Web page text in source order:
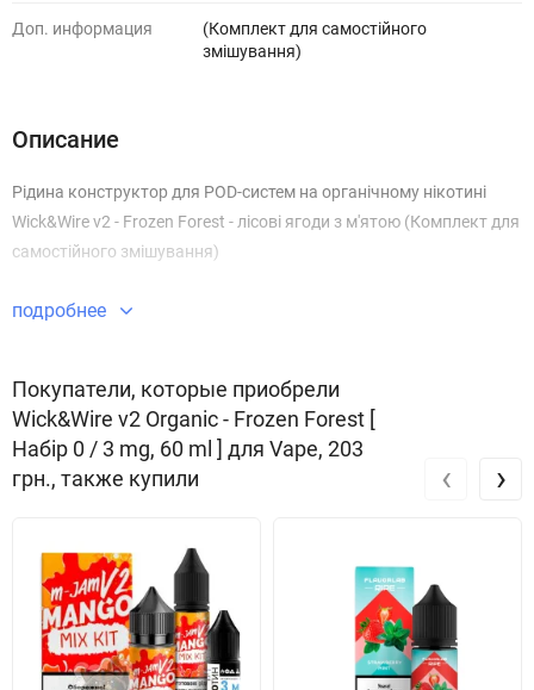
Доп. информация
(Комплект для самостійного
змішування)
Описание
Рідина конструктор для POD-систем на органічному нікотині
Wick&Wire v2 - Frozen Forest - лісові ягоди з м'ятою (Комплект для
самостійного змішування)
подробнее
Покупатели, которые приобрели
Wick&Wire v2 Organic - Frozen Forest [
Набір 0 / 3 mg, 60 ml ] для Vape, 203
грн., также купили
‹ ›